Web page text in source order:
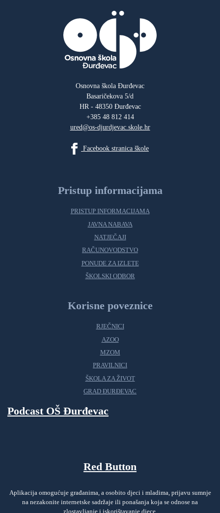
Osnovna škola Đurđevac
Basaričekova 5/d
HR - 48350 Đurđevac
+385 48 812 414
ured@os-djurdjevac.skole.hr
Facebook stranica škole
Pristup informacijama
PRISTUP INFORMACIJAMA
JAVNA NABAVA
NATJEČAJI
RAČUNOVODSTVO
PONUDE ZA IZLETE
ŠKOLSKI ODBOR
Korisne poveznice
RJEČNICI
AZOO
MZOM
PRAVILNICI
ŠKOLA ZA ŽIVOT
GRAD ĐURĐEVAC
Podcast OŠ Đurđevac
Red Button
Aplikacija omogućuje građanima, a osobito djeci i mladima, prijavu sumnje
na nezakonite internetske sadržaje ili ponašanja koja se odnose na
zlostavljanje i iskorištavanje djece.